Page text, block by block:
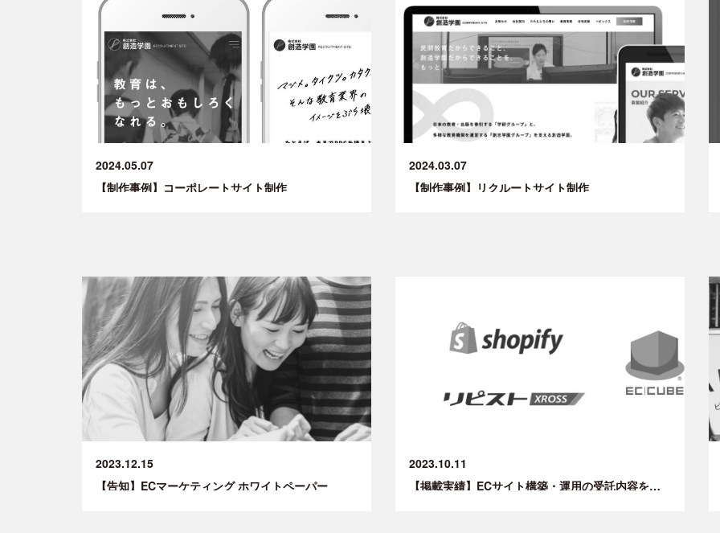
2024.05.07
【制作事例】コーポレートサイト制作
2024.03.07
【制作事例】リクルートサイト制作
2023.12.15
【告知】ECマーケティング ホワイトペーパー
2023.10.11
【掲載実績】ECサイト構築・運用の受託内容を更新